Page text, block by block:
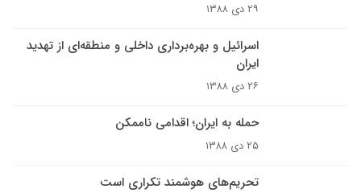
۲۹ دی ۱۳۸۸
اسرائیل و بهره‌برداری داخلی و منطقه‌ای از تهدید
ایران
۲۶ دی ۱۳۸۸
حمله به ایران؛ اقدامی ناممکن
۲۵ دی ۱۳۸۸
تحریم‌های هوشمند تکراری است